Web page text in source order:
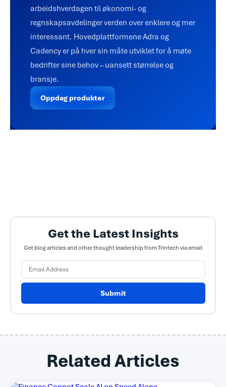
arbeidshverdagen til økonomi- og
regnskapsavdelinger verden over enklere og mer
interessant. Hovedplattformene Adra og
Cadency er på hver sin måte utviklet for å møte
bedrifter sine behov – uansett størrelse og
bransje.
Oppdag produkter
Get the Latest Insights
Get blog articles and other thought leadership from Trintech via email
Submit
Related Articles